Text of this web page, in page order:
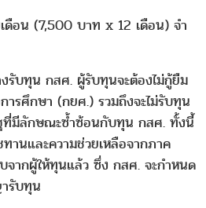
(7,500 บาท x 12 เดือน) จํา
น กสศ. ผู้รับทุนจะต้องไม่กู้ยืม
ารศึกษา (กยศ.) รวมถึงจะไม่รับทุน
ที่มีลักษณะซ้ำซ้อนกับทุน กสศ. ทั้งนี้
านและความช่วยเหลือจากภาค
จากผู้ให้ทุนแล้ว ซึ่ง กสศ. จะกําหนด
รับทุน